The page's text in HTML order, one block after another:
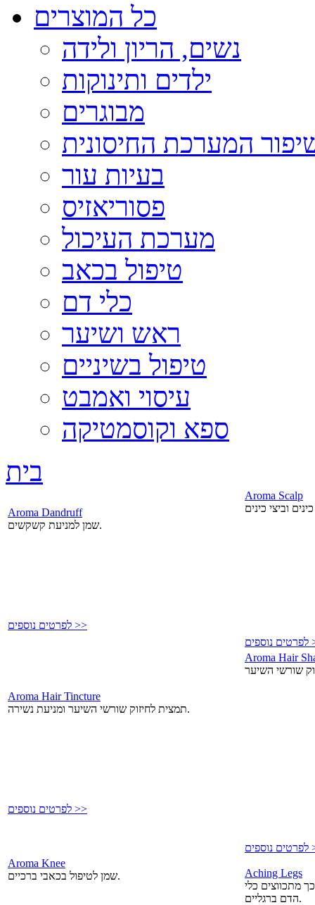
כל המוצרים
נשים, הריון ולידה
ילדים ותינוקות
מבוגרים
המערכת החיסונית
בעיות עור
פסוריאזיס
מערכת העיכול
טיפול בכאב
כלי דם
ראש ושיער
טיפול בשיניים
עיסוי ואמבט
ספא וקוסמטיקה
בית
Aroma Dandruff
שמן למניעת קשקשים.
לפרטים נוספים >>
Aroma Scalp
>>
Aroma Hair Tincture
תמצית לחיזוק שורשי השיער ומניעת נשירה.
לפרטים נוספים >>
Aroma Hair
>>
Aroma Knee
שמן לטיפול בכאבי ברכיים.
Aching Legs
מתכווצים כלי
הדם ברגליים.